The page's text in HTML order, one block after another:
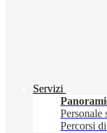
Servizi
Personale
Percorsi